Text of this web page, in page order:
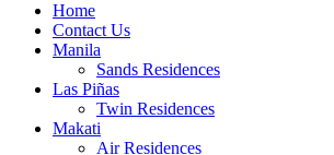
Home
Contact Us
Manila
Sands Residences
Las Piñas
Twin Residences
Makati
Air Residences